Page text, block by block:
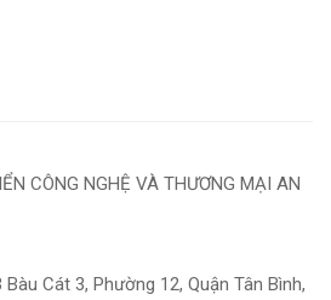
CÔNG NGHỆ VÀ THƯƠNG MẠI AN
Cát 3, Phường 12, Quận Tân Bình,